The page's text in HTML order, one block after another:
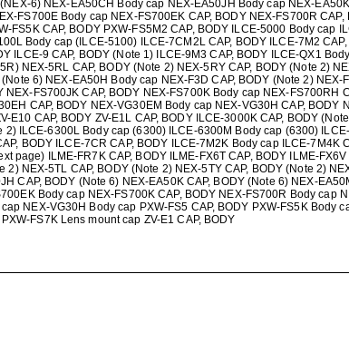
6) NEX-EA50CH Body cap NEX-EA50JH Body cap NEX-
FS700E Body cap NEX-FS700EK CAP, BODY NEX-FS700R CAP,
FS5K CAP, BODY PXW-FS5M2 CAP, BODY ILCE-5000 Body cap
Body cap (ILCE-5100) ILCE-7CM2L CAP, BODY ILCE-7M2
ILCE-9 CAP, BODY (Note 1) ILCE-9M3 CAP, BODY ILCE-QX1
NEX-5RL CAP, BODY (Note 2) NEX-5RY CAP, BODY (Note 2)
6) NEX-EA50H Body cap NEX-F3D CAP, BODY (Note 2) NEX-
NEX-FS700JK CAP, BODY NEX-FS700K Body cap NEX-FS700RH
CAP, BODY NEX-VG30EM Body cap NEX-VG30H CAP,
E10 CAP, BODY ZV-E1L CAP, BODY ILCE-3000K CAP, BODY
2) ILCE-6300L Body cap (6300) ILCE-6300M Body cap (6300)
BODY ILCE-7CR CAP, BODY ILCE-7M2K Body cap ILCE-7M4K
page) ILME-FR7K CAP, BODY ILME-FX6T CAP, BODY ILME-
NEX-5TL CAP, BODY (Note 2) NEX-5TY CAP, BODY (Note 2)
CAP, BODY (Note 6) NEX-EA50K CAP, BODY (Note 6) NEX-
Body cap NEX-FS700K CAP, BODY NEX-FS700R Body cap
NEX-VG30H Body cap PXW-FS5 CAP, BODY PXW-FS5K Body
FS7K Lens mount cap ZV-E1 CAP, BODY